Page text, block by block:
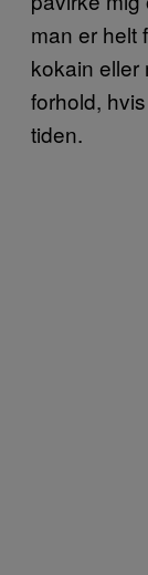
man er helt
kokain eller
forhold,
tiden.